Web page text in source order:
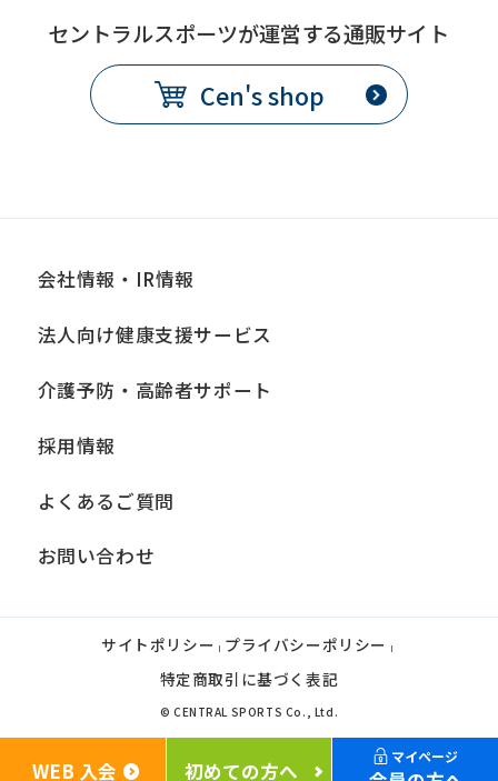
セントラルスポーツが運営する通販サイト
Cen's shop
会社情報・IR情報
法人向け健康支援サービス
介護予防・高齢者サポート
採用情報
よくあるご質問
お問い合わせ
サイトポリシー | プライバシーポリシー |
特定商取引に基づく表記
© CENTRAL SPORTS Co., Ltd.
WEB 入会 初めての方へ
マイページ